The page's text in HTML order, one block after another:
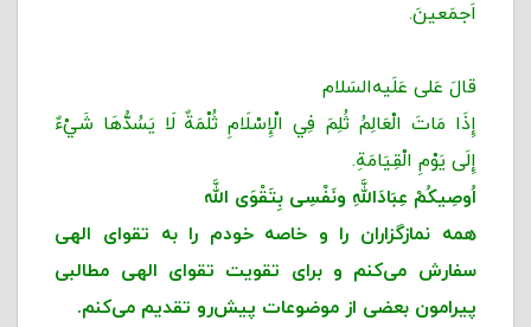
اَجمَعینَ.
قالَ عَلی عَلَیهالسَلام
إِذَا مَاتَ الْعَالِمُ ثُلِمَ فِي الْإِسْلَامِ ثُلْمَةٌ لَا يَسُدُّهَا شَيْءٌ
إِلَى يَوْمِ الْقِيَامَةِ.
اُوصِیكُمْ عِبَادَاللَّهِ ونَفْسِی بِتَقْوَى اللَّه
همه نمازگزاران را و خاصه خودم را به تقوای الهی
سفارش می‌کنم و برای تقویت تقوای الهی مطالبی
پیرامونبعضی از موضوعات پیش‌رو تقدیم می‌کنم.